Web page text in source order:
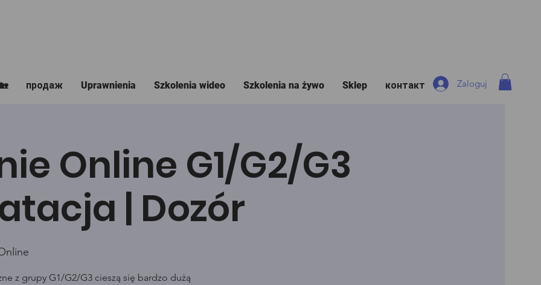
продаж Uprawnienia Szkolenia wideo Szkolenia na żywo Sklep контакт Zaloguj
Online G1/G2/G3
| Dozór
z grupy G1/G2/G3 cieszą się bardzo dużą